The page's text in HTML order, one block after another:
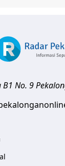
B1 No. 9